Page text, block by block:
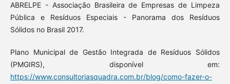
ABRELPE - Associação Brasileira de Empresas de Limpeza
Pública e Resíduos Especiais - Panorama dos Resíduos
Sólidos no Brasil 2017.
Plano Municipal de Gestão Integrada de Resíduos Sólidos
(PMGIRS), disponível em:
https://www.consultoriasquadra.com.br/blog/como-fazer-o-